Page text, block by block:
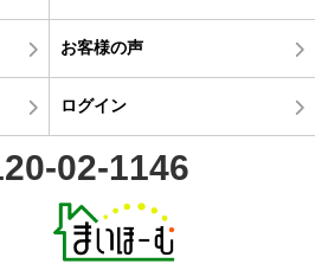
お客様の声
ログイン
02-1146